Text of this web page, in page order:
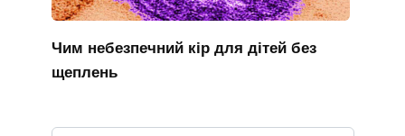
Чим небезпечний кір для дітей без
щеплень